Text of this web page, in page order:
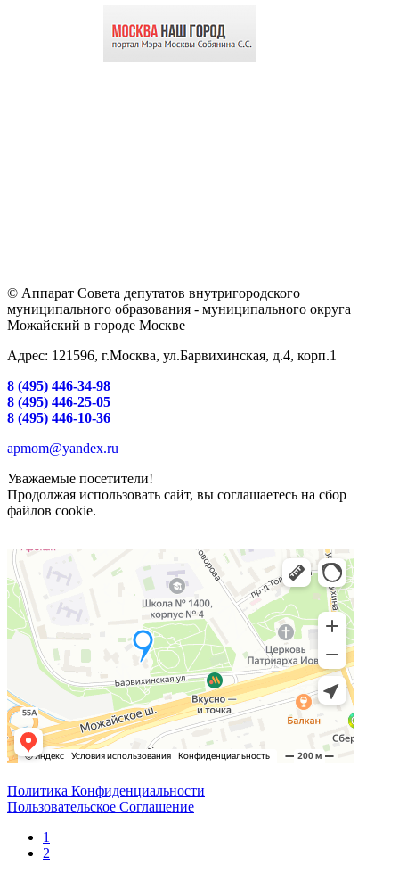
© Аппарат Совета депутатов внутригородского
муниципального образования - муниципального округа
Можайский в городе Москве
Адрес: 121596, г.Москва, ул.Барвихинская, д.4, корп.1
8 (495) 446-34-98
8 (495) 446-25-05
8 (495) 446-10-36
apmom@yandex.ru
Уважаемые посетители!
Продолжая использовать сайт, вы соглашаетесь на сбор
файлов cookie.
Политика Конфиденциальности
Пользовательское Соглашение
1
2